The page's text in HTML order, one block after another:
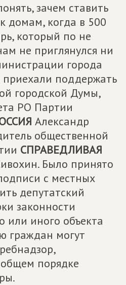
зачем ставить
домам, когда в 500
который по не
не приглянулся ни
города
поддержать
городской Думы,
РО Партии
Александр
общественной
СПРАВЕДЛИВАЯ
Было принято
с местных
депутатский
законности
или иного объекта
граждан могут
порядке